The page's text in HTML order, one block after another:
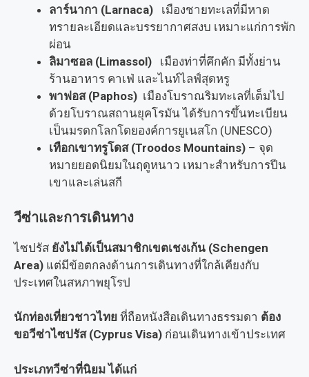
ลาร์นากา (Larnaca) เมืองชายทะเลที่มีหาด
ทรายละเอียดและบรรยากาศสงบ เหมาะแก่การพัก
ผ่อน
ลิมาซอล (Limassol) เมืองท่าที่คึกคัก มีทั้งย่าน
ร้านอาหาร คาเฟ่ และไนท์ไลฟ์สุดหรู
พาฟอส (Paphos) เมืองโบราณริมทะเลที่เต็มไป
ด้วยโบราณสถานยุคโรมัน ได้รับการขึ้นทะเบียน
เป็นมรดกโลกโดยองค์การยูเนสโก (UNESCO)
เทือกเขาทรูโดส (Troodos Mountains) – จุด
หมายยอดนิยมในฤดูหนาว เหมาะสำหรับการปีน
เขาและเล่นสกี
วีซ่าและการเดินทาง
ไซปรัส ยังไม่ได้เป็นสมาชิกเขตเชงเก้น (Schengen
Area) แต่มีข้อตกลงด้านการเดินทางที่ใกล้เคียงกับ
ประเทศในสหภาพยุโรป
นักท่องเที่ยวชาวไทย ที่ถือหนังสือเดินทางธรรมดา ต้อง
ขอวีซ่าไซปรัส (Cyprus Visa) ก่อนเดินทางเข้าประเทศ
ประเภทวีซ่าที่นิยม ได้แก่